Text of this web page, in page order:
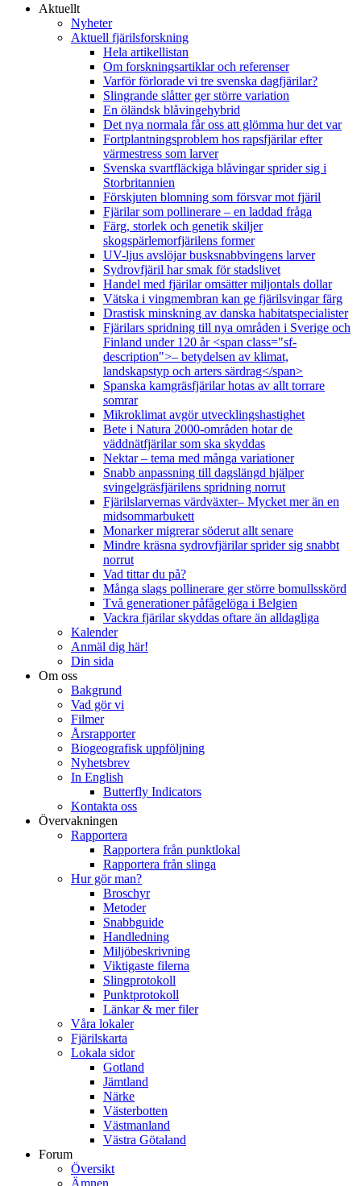
Aktuellt
Nyheter
Aktuell fjärilsforskning
Hela artikellistan
Om forskningsartiklar och referenser
Varför förlorade vi tre svenska dagfjärilar?
Slingrande slåtter ger större variation
En öländsk blåvingehybrid
Det nya normala får oss att glömma hur det var
Fortplantningsproblem hos rapsfjärilar efter
värmestress som larver
Svenska svartfläckiga blåvingar sprider sig i
Storbritannien
Förskjuten blomning som försvar mot fjäril
Fjärilar som pollinerare – en laddad fråga
Färg, storlek och genetik skiljer
skogspärlemorfjärilens former
UV-ljus avslöjar busksnabbvingens larver
Sydrovfjäril har smak för stadslivet
Handel med fjärilar omsätter miljontals dollar
Vätska i vingmembran kan ge fjärilsvingar färg
Drastisk minskning av danska habitatspecialister
Fjärilars spridning till nya områden i Sverige och
Finland under 120 år <span class="sf-
description">– betydelsen av klimat,
landskapstyp och arters särdrag</span>
Spanska kamgräsfjärilar hotas av allt torrare
somrar
Mikroklimat avgör utvecklingshastighet
Bete i Natura 2000-områden hotar de
väddnätfjärilar som ska skyddas
Nektar – tema med många variationer
Snabb anpassning till dagslängd hjälper
svingelgräsfjärilens spridning norrut
Fjärilslarvernas värdväxter– Mycket mer än en
midsommarbukett
Monarker migrerar söderut allt senare
Mindre kräsna sydrovfjärilar sprider sig snabbt
norrut
Vad tittar du på?
Många slags pollinerare ger större bomullsskörd
Två generationer påfågelöga i Belgien
Vackra fjärilar skyddas oftare än alldagliga
Kalender
Anmäl dig här!
Din sida
Om oss
Bakgrund
Vad gör vi
Filmer
Årsrapporter
Biogeografisk uppföljning
Nyhetsbrev
In English
Butterfly Indicators
Kontakta oss
Övervakningen
Rapportera
Rapportera från punktlokal
Rapportera från slinga
Hur gör man?
Broschyr
Metoder
Snabbguide
Handledning
Miljöbeskrivning
Viktigaste filerna
Slingprotokoll
Punktprotokoll
Länkar & mer filer
Våra lokaler
Fjärilskarta
Lokala sidor
Gotland
Jämtland
Närke
Västerbotten
Västmanland
Västra Götaland
Forum
Översikt
Ämnen